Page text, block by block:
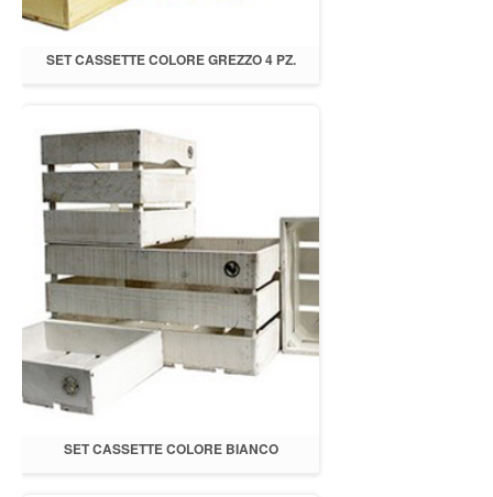
SET CASSETTE COLORE GREZZO 4 PZ.
SET CASSETTE COLORE BIANCO